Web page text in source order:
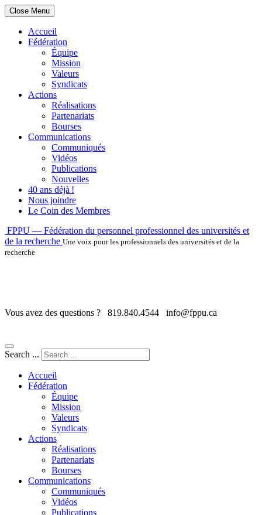
Close Menu
Accueil
Fédération
Équipe
Mission
Valeurs
Syndicats
Actions
Réalisations
Partenariats
Bourses
Communications
Communiqués
Vidéos
Publications
Nouvelles
40 ans déjà !
Nous joindre
Le Coin des Membres
Skip
to
content
FPPU — Fédération du personnel professionnel des universités et
de la recherche Une voix pour les professionnels des universités et de la
recherche
Vous avez des questions ? 819.840.4544 info@fppu.ca
Search ...
Accueil
Fédération
Équipe
Mission
Valeurs
Syndicats
Actions
Réalisations
Partenariats
Bourses
Communications
Communiqués
Vidéos
Publications